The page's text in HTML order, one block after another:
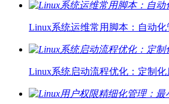
Linux系统运维常用脚本：自动
Linux系统启动流程优化：定制化